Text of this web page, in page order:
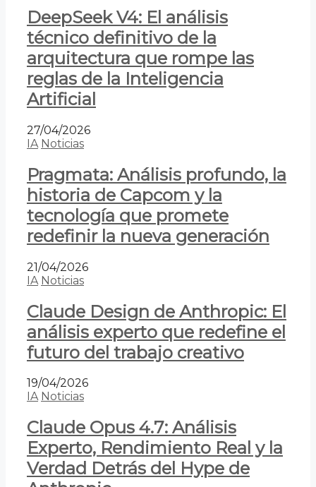
DeepSeek V4: El análisis
técnico definitivo de la
arquitectura que rompe las
reglas de la Inteligencia
Artificial
27/04/2026
IA Noticias
Pragmata: Análisis profundo, la
historia de Capcom y la
tecnología que promete
redefinir la nueva generación
21/04/2026
IA Noticias
Claude Design de Anthropic: El
análisis experto que redefine el
futuro del trabajo creativo
19/04/2026
IA Noticias
Claude Opus 4.7: Análisis
Experto, Rendimiento Real y la
Verdad Detrás del Hype de